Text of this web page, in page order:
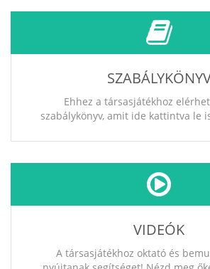
Ehhez a társasjátékhoz
szabálykönyv, amit ide kattintva le
VIDEÓK
A társasjátékhoz oktató és